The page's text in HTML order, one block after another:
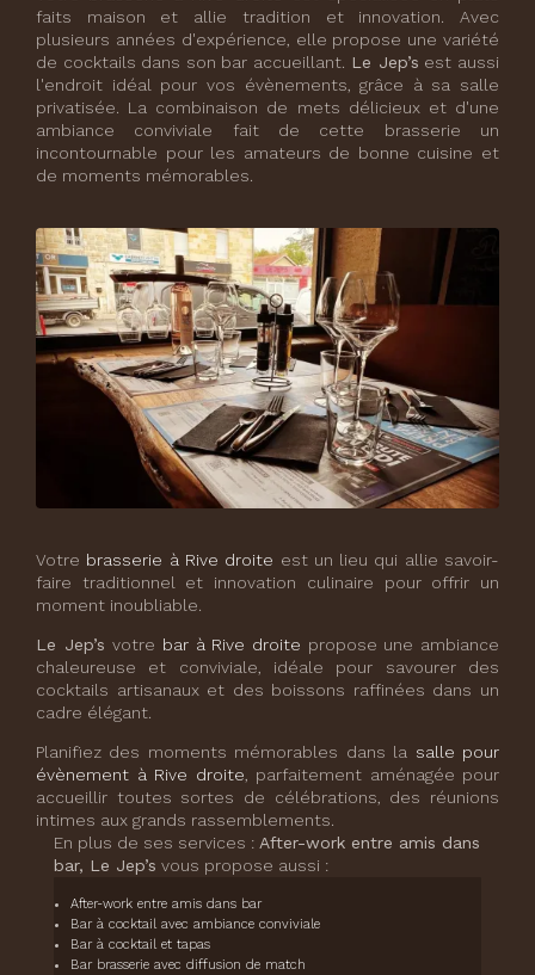
faits maison et allie tradition et innovation. Avec
plusieurs années d'expérience, elle propose une variété
de cocktails dans son bar accueillant.
Le Jep’s est aussi
l'endroit idéal pour vos évènements, grâce à sa salle
privatisée. La combinaison de mets délicieux et d'une
ambiance conviviale fait de cette brasserie un
incontournable pour les amateurs de bonne cuisine et
de moments mémorables.
Votre brasserie à Rive droite est un lieu qui allie savoir-
faire traditionnel et innovation culinaire pour offrir un
moment inoubliable.
Le Jep’svotre bar à Rive droite propose une ambiance
chaleureuse et conviviale, idéale pour savourer des
cocktails artisanaux et des boissons raffinées dans un
cadre élégant.
Planifiez des moments mémorables dans la salle pour
évènement à Rive droite , parfaitement aménagée pour
accueillir toutes sortes de célébrations, des réunions
intimes aux grands rassemblements.
En plus de ses services : After-work entre amis dans
bar, Le Jep’s vous propose aussi :
After-work entre amis dans bar
Bar à cocktail avec ambiance conviviale
Bar à cocktail et tapas
Bar brasserie avec diffusion de match